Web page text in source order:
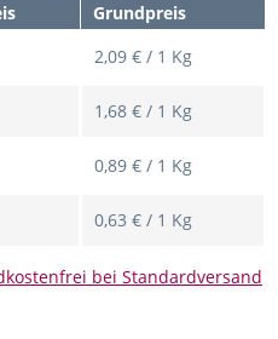
Grundpreis
2,09 € / 1 Kg
1,68 € / 1 Kg
0,89 € / 1 Kg
0,63 € / 1 Kg
bei Standardversand